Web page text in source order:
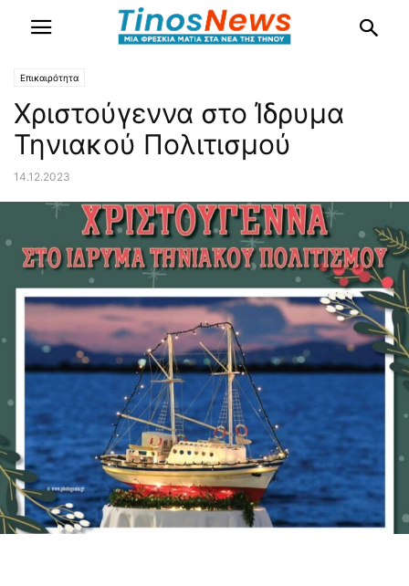
Επικαιρότητα
Χριστούγεννα στο Ίδρυμα
Τηνιακού Πολιτισμού
14.12.2023